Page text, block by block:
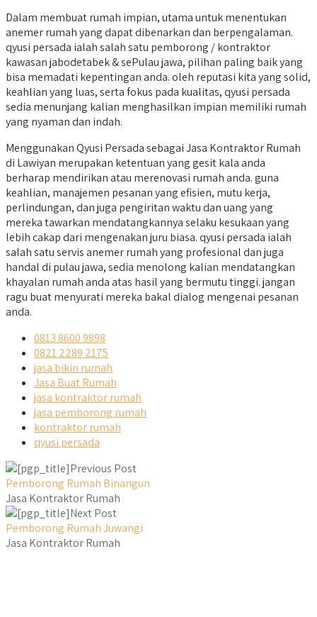
Dalam membuat rumah impian, utama untuk menentukan
anemer rumah yang dapat dibenarkan dan berpengalaman.
qyusi persada ialah salah satu pemborong / kontraktor
kawasan jabodetabek & sePulau jawa, pilihan paling baik yang
bisa memadati kepentingan anda. oleh reputasi kita yang solid,
keahlian yang luas, serta fokus pada kualitas, qyusi persada
sedia menunjang kalian menghasilkan impian memiliki rumah
yang nyaman dan indah.
Menggunakan Qyusi Persada sebagai Jasa Kontraktor Rumah
di Lawiyan merupakan ketentuan yang gesit kala anda
berharap mendirikan atau merenovasi rumah anda. guna
keahlian, manajemen pesanan yang efisien, mutu kerja,
perlindungan, dan juga pengiritan waktu dan uang yang
mereka tawarkan mendatangkannya selaku kesukaan yang
lebih cakap dari mengenakan juru biasa. qyusi persada ialah
salah satu servis anemer rumah yang profesional dan juga
handal di pulau jawa, sedia menolong kalian mendatangkan
khayalan rumah anda atas hasil yang bermutu tinggi. jangan
ragu buat menyurati mereka bakal dialog mengenai pesanan
anda.
0813 8600 9898
0821 2289 2175
jasa bikin rumah
Jasa Buat Rumah
jasa kontraktor rumah
jasa pemborong rumah
kontraktor rumah
qyusi persada
Previous Post
Pemborong Rumah Binangun
Jasa Kontraktor Rumah
Next Post
Pemborong Rumah Juwangi
Jasa Kontraktor Rumah